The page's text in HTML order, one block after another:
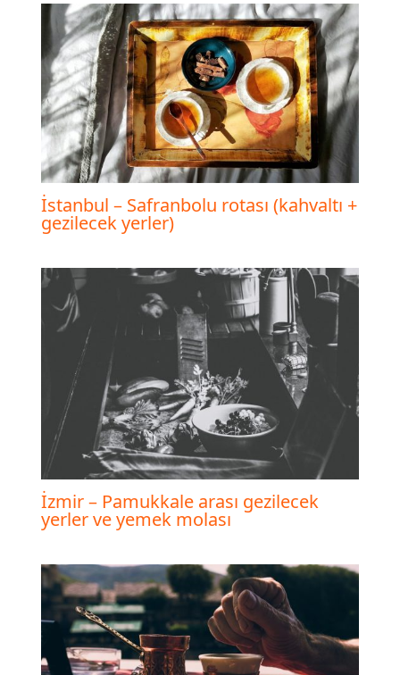
İstanbul – Safranbolu rotası (kahvaltı +
gezilecek yerler)
İzmir – Pamukkale arası gezilecek
yerler ve yemek molası